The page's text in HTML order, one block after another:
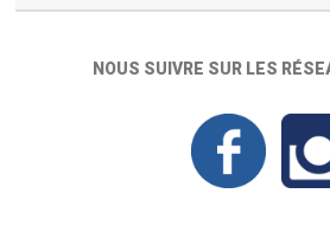
NOUS SUIVRE SUR LES